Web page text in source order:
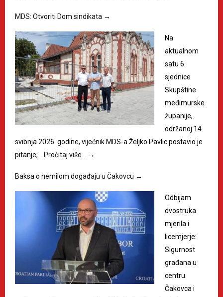
MDS: Otvoriti Dom sindikata →
Na
aktualnom
satu 6.
sjednice
Skupštine
međimurske
županije,
održanoj 14.
svibnja 2026. godine, vijećnik MDS-a Željko Pavlic postavio je
pitanje;… Pročitaj više… →
Baksa o nemilom događaju u Čakovcu →
Odbijam
dvostruka
mjerila i
licemjerje:
Sigurnost
građana u
centru
Čakovca i